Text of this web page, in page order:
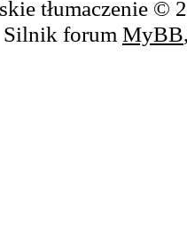
tłumaczenie ©
Silnik forum MyBB